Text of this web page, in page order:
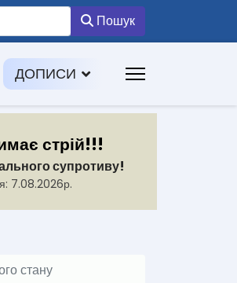
Пошук
ДОПИСИ
стрій!!!
супротиву!
7.08.2026р.
стану